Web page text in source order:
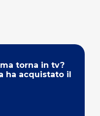
torna in tv?
ha acquistato il